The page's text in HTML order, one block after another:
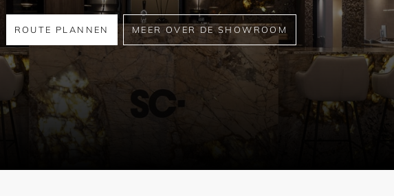
waskommen
uitloop is verkrijgbaar in een
ROUTE PLANNEN MEER OVER DE SHOWROOM